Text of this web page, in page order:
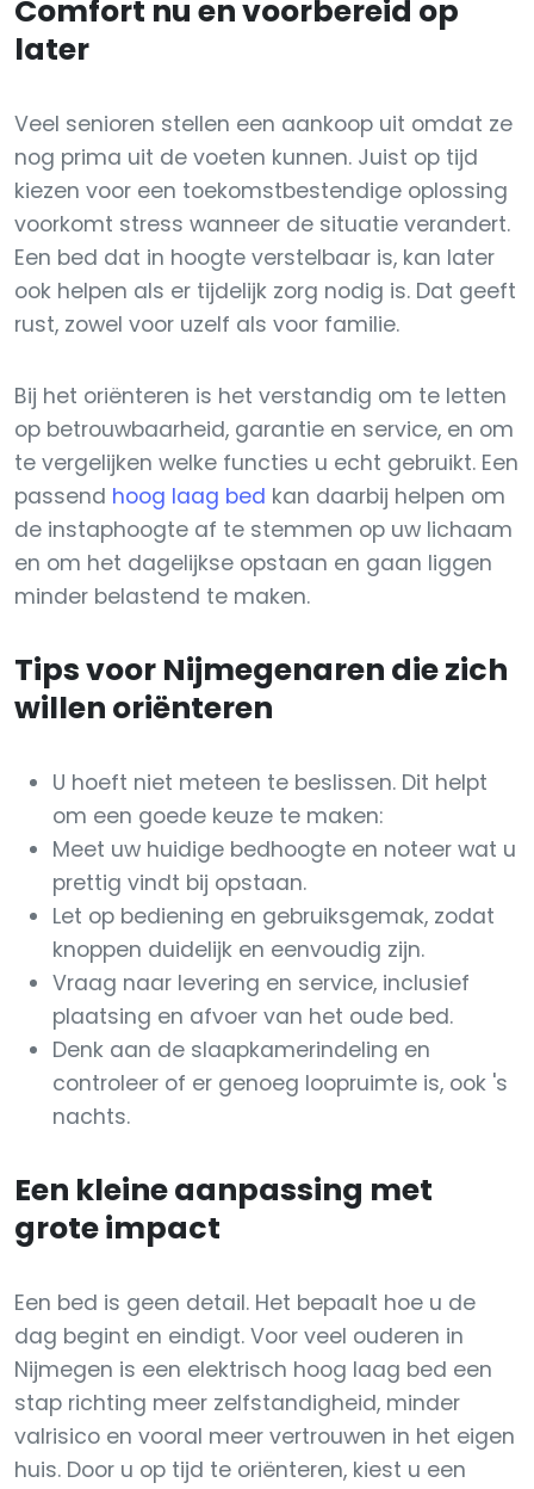
Comfort nu en voorbereid op
later
Veel senioren stellen een aankoop uit omdat ze
nog prima uit de voeten kunnen. Juist op tijd
kiezen voor een toekomstbestendige oplossing
voorkomt stress wanneer de situatie verandert.
Een bed dat in hoogte verstelbaar is, kan later
ook helpen als er tijdelijk zorg nodig is. Dat geeft
rust, zowel voor uzelf als voor familie.
Bij het oriënteren is het verstandig om te letten
op betrouwbaarheid, garantie en service, en om
te vergelijken welke functies u echt gebruikt. Een
passend hoog laag bed kan daarbij helpen om
de instaphoogte af te stemmen op uw lichaam
en om het dagelijkse opstaan en gaan liggen
minder belastend te maken.
Tips voor Nijmegenaren die zich
willen oriënteren
U hoeft niet meteen te beslissen. Dit helpt
om een goede keuze te maken:
Meet uw huidige bedhoogte en noteer wat u
prettig vindt bij opstaan.
Let op bediening en gebruiksgemak, zodat
knoppen duidelijk en eenvoudig zijn.
Vraag naar levering en service, inclusief
plaatsing en afvoer van het oude bed.
Denk aan de slaapkamerindeling en
controleer of er genoeg loopruimte is, ook 's
nachts.
Een kleine aanpassing met
grote impact
Een bed is geen detail. Het bepaalt hoe u de
dag begint en eindigt. Voor veel ouderen in
Nijmegen is een elektrisch hoog laag bed een
stap richting meer zelfstandigheid, minder
valrisico en vooral meer vertrouwen in het eigen
huis. Door u op tijd te oriënteren, kiest u een